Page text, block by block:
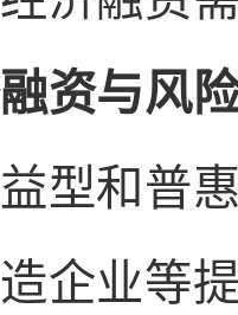
资与风
型和普
企业等